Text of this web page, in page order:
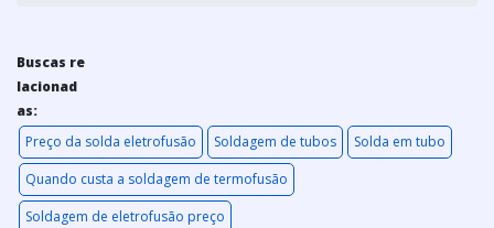
Buscas re
lacionad
as:
Preço da solda eletrofusão
Soldagem de tubos
Solda em tubo
Quando custa a soldagem de termofusão
Soldagem de eletrofusão preço